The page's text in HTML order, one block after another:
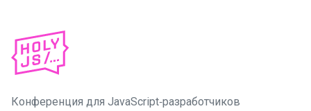
Конференция для JavaScript‑разработчиков